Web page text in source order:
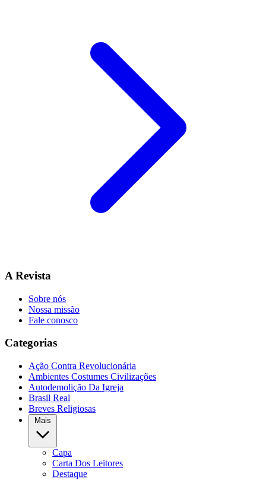
A Revista
Sobre nós
Nossa missão
Fale conosco
Categorias
Ação Contra Revolucionária
Ambientes Costumes Civilizações
Autodemolição Da Igreja
Brasil Real
Breves Religiosas
Mais
Capa
Carta Dos Leitores
Destaque